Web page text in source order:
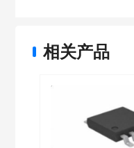
相关产品